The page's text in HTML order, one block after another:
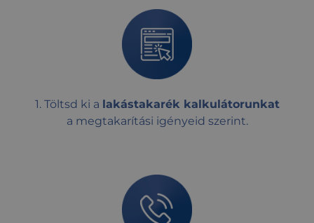
1. Töltsd ki a lakástakarék kalkulátorunkat
a megtakarítási igényeid szerint.